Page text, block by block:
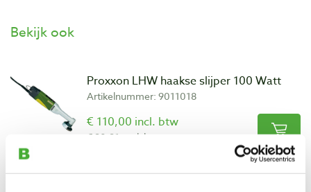
Bekijk ook
Proxxon LHW haakse slijper 100 Watt
Artikelnummer: 9011018
€ 110,00 incl. btw
€ 90,91 excl. btw
Niet op voorraad, mail ons voor de levertijd